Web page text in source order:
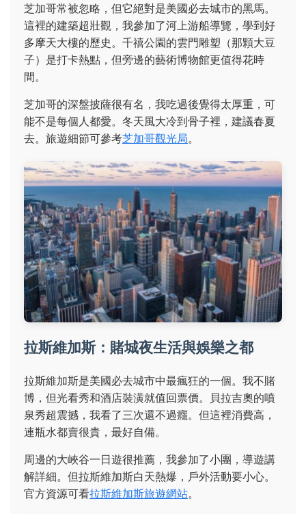
芝加哥常被忽略，但它絕對是美國必去城市的黑馬。
這裡的建築超壯觀，我參加了河上游船導覽，學到好
多摩天大樓的歷史。千禧公園的雲門雕塑（那顆大豆
子）是打卡熱點，但旁邊的藝術博物館更值得花時
間。
芝加哥的深盤披薩很有名，我吃過後覺得太厚重，可
能不是每個人都愛。冬天風大冷到骨子裡，建議春夏
去。旅遊細節可參考芝加哥觀光局。
拉斯維加斯：賭城夜生活與娛樂之都
拉斯維加斯是美國必去城市中最瘋狂的一個。我不賭
博，但光看秀和酒店裝潢就值回票價。貝拉吉奧的噴
泉秀超震撼，我看了三次還不過癮。但這裡消費高，
連瓶水都賣很貴，最好自備。
周邊的大峽谷一日遊很推薦，我參加了小團，導遊講
解詳細。但拉斯維加斯白天熱爆，戶外活動要小心。
官方資源可看拉斯維加斯旅遊網站。